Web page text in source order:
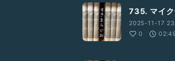
735. マイク
2025-11-17
0